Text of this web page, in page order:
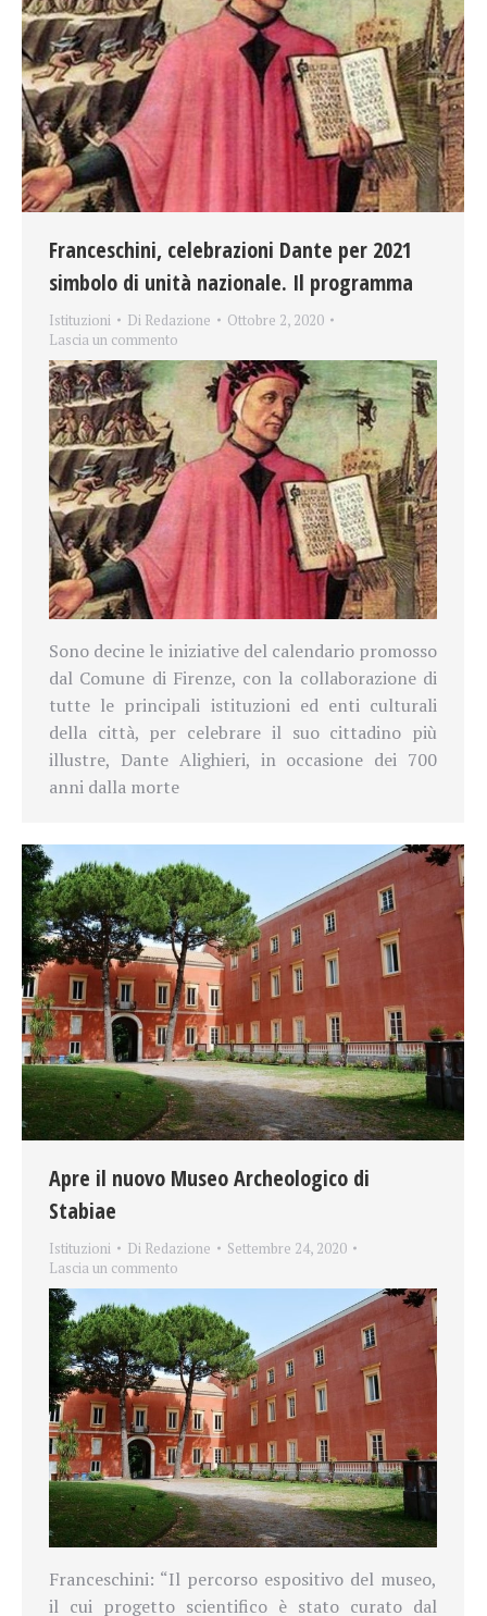
Franceschini, celebrazioni Dante per 2021
simbolo di unità nazionale. Il programma
Istituzioni Di Redazione
Ottobre 2, 2020
Lascia un commento
Sono decine le iniziative del calendario promosso
dal Comune di Firenze, con la collaborazione di
tutte le principali istituzioni ed enti culturali
della città, per celebrare il suo cittadino più
illustre, Dante Alighieri, in occasione dei 700
anni dalla morte
Apre il nuovo Museo Archeologico di
Stabiae
Istituzioni Di Redazione
Settembre 24, 2020
Lascia un commento
Franceschini: “Il percorso espositivo del museo,
il cui progetto scientifico è stato curato dal